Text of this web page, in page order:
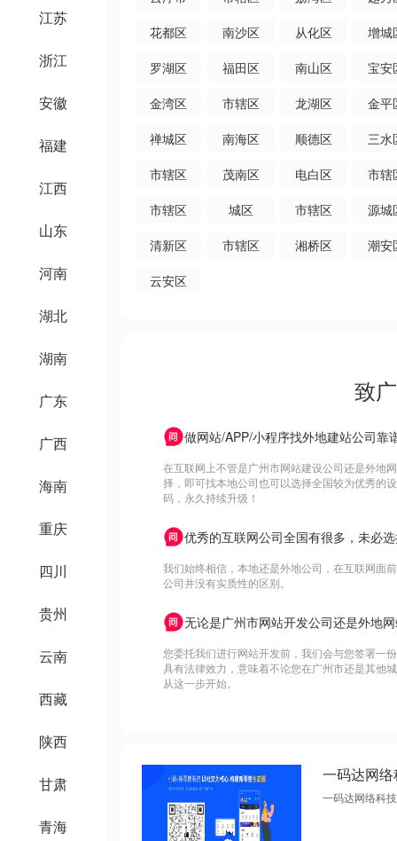
江苏
浙江
安徽
福建
江西
山东
河南
湖北
湖南
广东
广西
海南
重庆
四川
贵州
云南
西藏
陕西
甘肃
青海
花都区
南沙区 从化区
增城
罗湖区
福田区 南山区
宝安
金湾区
市辖区 龙湖区
金平
禅城区
南海区 顺德区
三水
市辖区
茂南区 电白区
市辖
市辖区
城区 市辖区
源城
清新区
市辖区 湘桥区
潮安
云安区
致
做网站/APP/小程序找外地建站公司靠
在互联网上不管是广州市网站建设公司还是外地
择，即可找本地公司也可以选择全国较为优秀的
码，永久持续升级！
优秀的互联网公司全国有很多，未必
我们始终相信，本地还是外地公司，在互联网面
公司并没有实质性的区别。
无论是广州市网站开发公司还是外地
您委托我们进行网站开发前，我们会与您签署一
具有法律效力，意味着不论您在广州市还是其他
从这一步开始。
一码达网络科